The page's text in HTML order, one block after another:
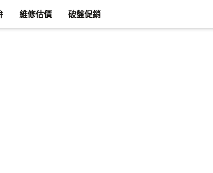
維修估價 破盤促銷